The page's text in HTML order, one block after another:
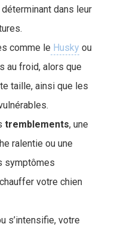
dans leur
comme le Husky ou
au froid, alors que
taille, ainsi que les
tremblements, une
ralentie ou une
symptômes
votre chien
s’intensifie, votre